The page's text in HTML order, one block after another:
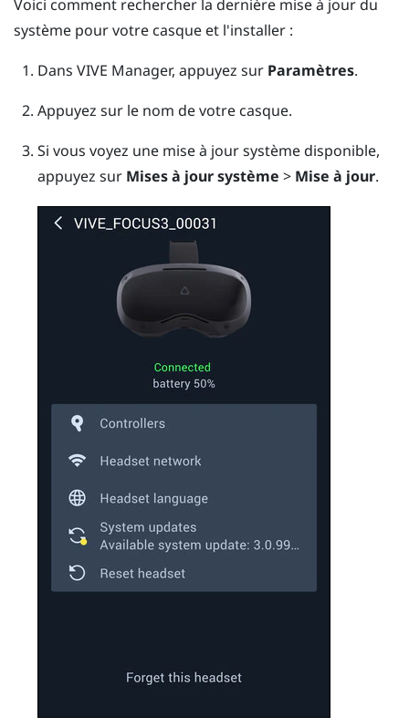
Voici comment rechercher la dernière mise à jour du
système pour votre casque et l'installer :
Dans VIVE Manager, appuyez sur Paramètres.
Appuyez sur le nom de votre casque.
Si vous voyez une mise à jour système disponible,
appuyez sur Mises à jour système > Mise à jour.